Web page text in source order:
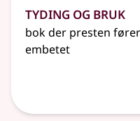
Tyding og bruk
bok der presten
embetet